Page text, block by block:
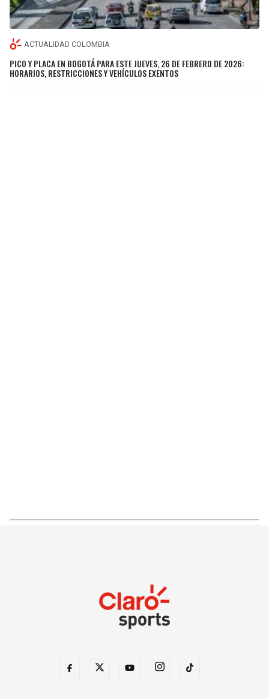
ACTUALIDAD COLOMBIA
PICO Y PLACA EN BOGOTÁ PARA ESTE JUEVES, 26 DE FEBRERO DE 2026:
HORARIOS, RESTRICCIONES Y VEHÍCULOS EXENTOS